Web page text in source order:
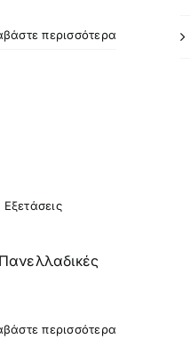
περισσότερα
περισσότερα